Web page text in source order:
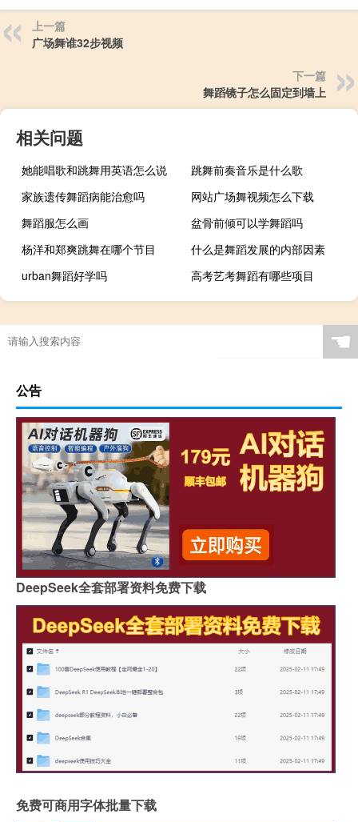
上一篇
广场舞谁32步视频
下一篇
舞蹈镜子怎么固定到墙上
相关问题
她能唱歌和跳舞用英语怎么说
跳舞前奏音乐是什么歌
家族遗传舞蹈病能治愈吗
网站广场舞视频怎么下载
舞蹈服怎么画
盆骨前倾可以学舞蹈吗
杨洋和郑爽跳舞在哪个节目
什么是舞蹈发展的内部因素
urban舞蹈好学吗
高考艺考舞蹈有哪些项目
☚
公告
DeepSeek全套部署资料免费下载
免费可商用字体批量下载